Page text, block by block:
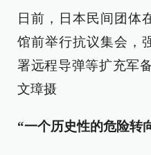
日前，日本民间团体
馆前举行抗议集会，
署远程导弹等扩充军
文璋摄
“一个历史性的危险转